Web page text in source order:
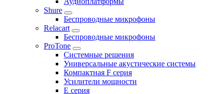
Shure
Беспроводные микрофоны
Relacart
Беспроводные микрофоны
ProTone
Системные решения
Универсальные акустические системы
Компактная F серия
Усилители мощности
E серия